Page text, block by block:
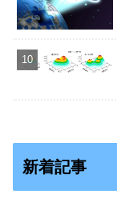
新着記事